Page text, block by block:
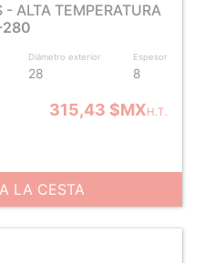
ALTA TEMPERATURA
280
Diámetro exterior
28
Espesor
8
315,43 $MXH.T.
LA CESTA